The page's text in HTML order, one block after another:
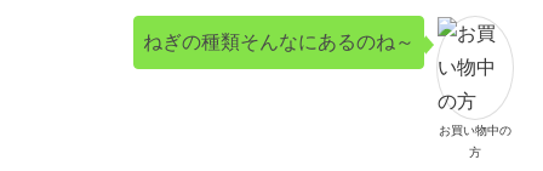
お買い物中の
方
ねぎの種類そんなにあるのね～